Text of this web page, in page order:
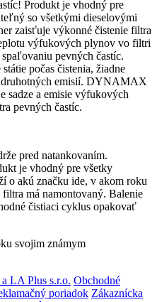
Produkt je vhodný pre
so všetkými dieselovými
zaisťuje výkonné čistenie filtra
výfukových plynov vo filtri
pevných častíc.
počas čistenia, žiadne
druhotných emisií. DYNAMAX
sadze a emisie výfukových
pevných častíc.
pred natankovaním.
je vhodný pre všetky
o akú značku ide, v akom roku
má namontovaný. Balenie
čistiaci cyklus opakovať
svojim známym
LA Plus s.r.o. Obchodné
poriadok Zákaznícka